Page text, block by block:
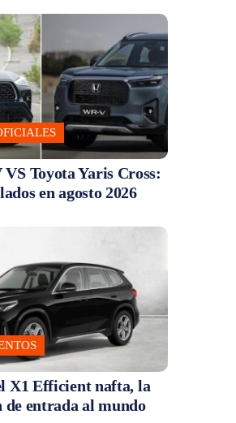
Toyota Yaris Cross:
en agosto 2026
X1 Efficient nafta, la
de entrada al mundo